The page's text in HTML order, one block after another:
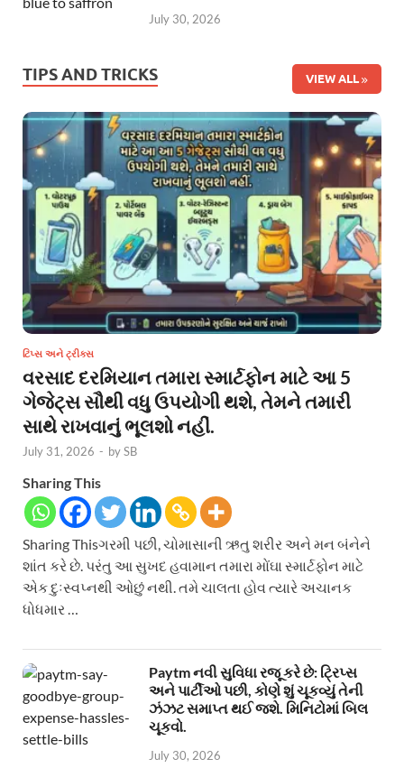
July 30, 2026
TIPS AND TRICKS VIEW ALL
ટિપ્સ અને ટ્રીક્સ
વરસાદ દરમિયાન તમારા સ્માર્ટફોન માટે આ 5
ગેજેટ્સ સૌથી વધુ ઉપયોગી થશે, તેમને તમારી
સાથે રાખવાનું ભૂલશો નહીં.
July 31, 2026 - bySB
Sharing This
Sharing Thisગરમી પછી, ચોમાસાની ઋતુ શરીર અને મન બંનેને
શાંત કરે છે. પરંતુ આ સુખદ હવામાન તમારા મોંઘા સ્માર્ટફોન માટે
એક દુઃસ્વપ્નથી ઓછું નથી. તમે ચાલતા હોવ ત્યારે અચાનક
ધોધમાર …
Paytm નવી સુવિધા રજૂ કરે છે: ટ્રિપ્સ
અને પાર્ટીઓ પછી, કોણે શું ચૂકવ્યું તેની
ઝંઝટ સમાપ્ત થઈ જશે. મિનિટોમાં બિલ
ચૂકવો.
July 30, 2026